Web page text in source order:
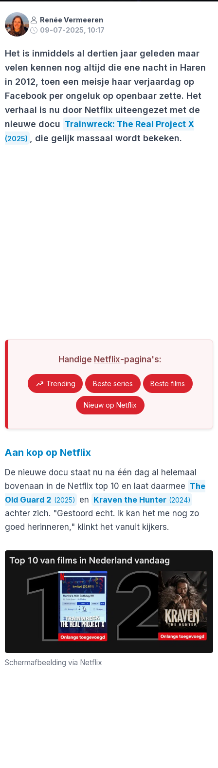
Renée Vermeeren
09-07-2025, 10:17
Het is inmiddels al dertien jaar geleden maar
velen kennen nog altijd die ene nacht in Haren
in 2012, toen een meisje haar verjaardag op
Facebook per ongeluk op openbaar zette. Het
verhaal is nu door Netflix uiteengezet met de
nieuwe docu Trainwreck: The Real Project X
(2025) , die gelijk massaal wordt bekeken.
Handige Netflix-pagina's:
Trending Beste series Beste films
Nieuw op Netflix
Aan kop op Netflix
De nieuwe docu staat nu na één dag al helemaal
bovenaan in de Netflix top 10 en laat daarmee The
Old Guard 2 (2025) en Kraven the Hunter (2024)
achter zich. "Gestoord echt. Ik kan het me nog zo
goed herinneren," klinkt het vanuit kijkers.
Schermafbeelding via Netflix